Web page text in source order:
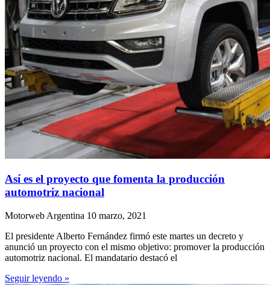
Así es el proyecto que fomenta la producción
automotriz nacional
Motorweb Argentina 10 marzo, 2021
El presidente Alberto Fernández firmó este martes un decreto y
anunció un proyecto con el mismo objetivo: promover la producción
automotriz nacional. El mandatario destacó el
Seguir leyendo »